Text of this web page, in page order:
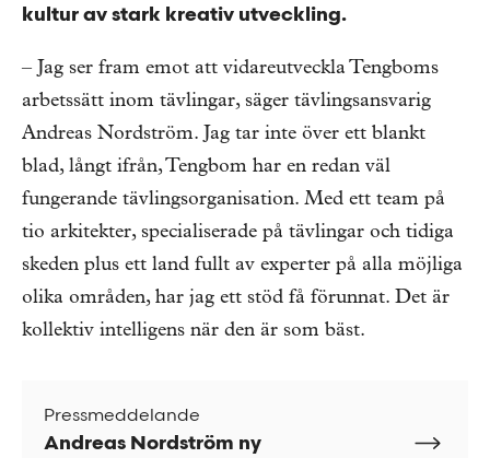
kultur av stark kreativ utveckling.
– Jag ser fram emot att vidareutveckla Tengboms
arbetssätt inom tävlingar, säger tävlingsansvarig
Andreas Nordström. Jag tar inte över ett blankt
blad, långt ifrån, Tengbom har en redan väl
fungerande tävlingsorganisation. Med ett team på
tio arkitekter, specialiserade på tävlingar och tidiga
skeden plus ett land fullt av experter på alla möjliga
olika områden, har jag ett stöd få förunnat. Det är
kollektiv intelligens när den är som bäst.
Pressmeddelande
Andreas Nordström ny